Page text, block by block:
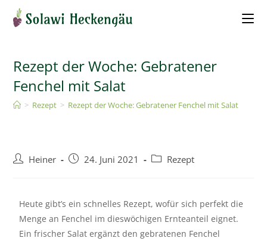
Rezept der Woche: Gebratener
Fenchel mit Salat
> Rezept > Rezept der Woche: Gebratener Fenchel mit Salat
Heiner 24. Juni 2021 Rezept
Heute gibt’s ein schnelles Rezept, wofür sich perfekt die
Menge an Fenchel im dieswöchigen Ernteanteil eignet.
Ein frischer Salat ergänzt den gebratenen Fenchel